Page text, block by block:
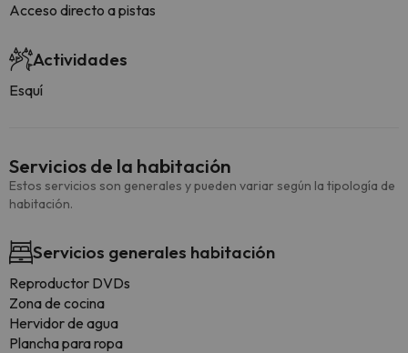
Acceso directo a pistas
Actividades
Esquí
Servicios de la habitación
Estos servicios son generales y pueden variar según la tipología de
habitación.
Servicios generales habitación
Reproductor DVDs
Zona de cocina
Hervidor de agua
Plancha para ropa